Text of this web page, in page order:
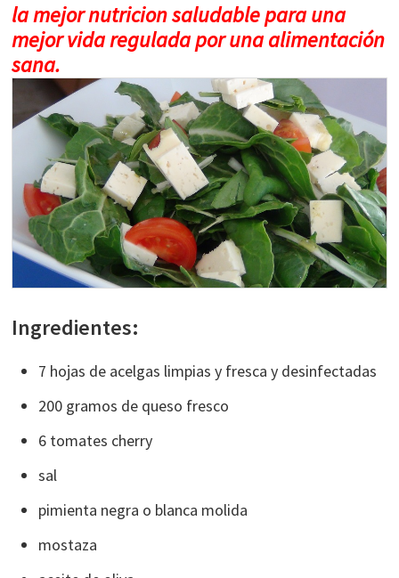
la mejor nutricion saludable para una
mejor vida regulada por una alimentación
sana.
Ingredientes:
7 hojas de acelgas limpias y fresca y desinfectadas
200 gramos de queso fresco
6 tomates cherry
sal
pimienta negra o blanca molida
mostaza